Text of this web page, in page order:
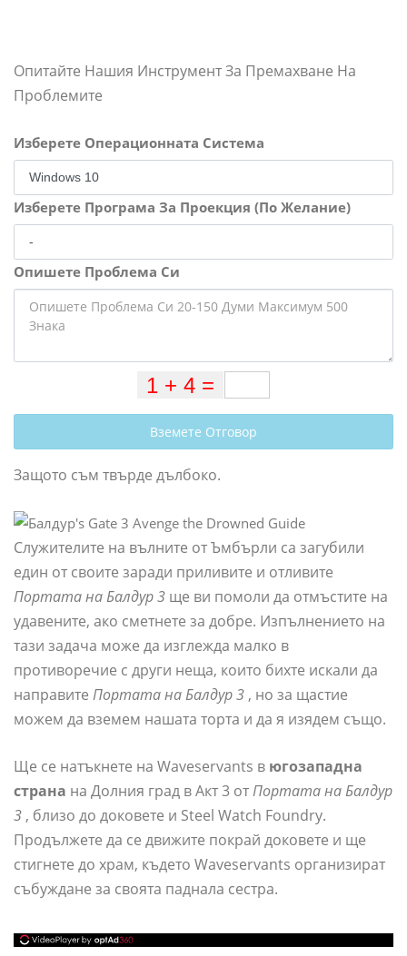
Опитайте Нашия Инструмент За Премахване На
Проблемите
Изберете Операционната Система
Изберете Програма За Проекция (По Желание)
Опишете Проблема Си
Вземете Отговор
Защото съм твърде дълбоко.
Служителите на вълните от Ъмбърли са загубили
един от своите заради приливите и отливите
Портата на Балдур 3 ще ви помоли да отмъстите на
удавените, ако сметнете за добре. Изпълнението на
тази задача може да изглежда малко в
противоречие с други неща, които бихте искали да
направите Портата на Балдур 3 , но за щастие
можем да вземем нашата торта и да я изядем също.
Ще се натъкнете на Waveservants в югозападна
страна на Долния град в Акт 3 отПортата на Балдур
3 , близо до доковете и Steel Watch Foundry.
Продължете да се движите покрай доковете и ще
стигнете до храм, където Waveservants организират
събуждане за своята паднала сестра.